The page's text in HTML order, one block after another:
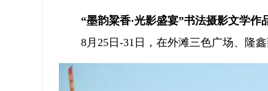
“墨韵粱香·光影盛宴”书法摄影文学作
8月25日-31日，在外滩三色广场、隆